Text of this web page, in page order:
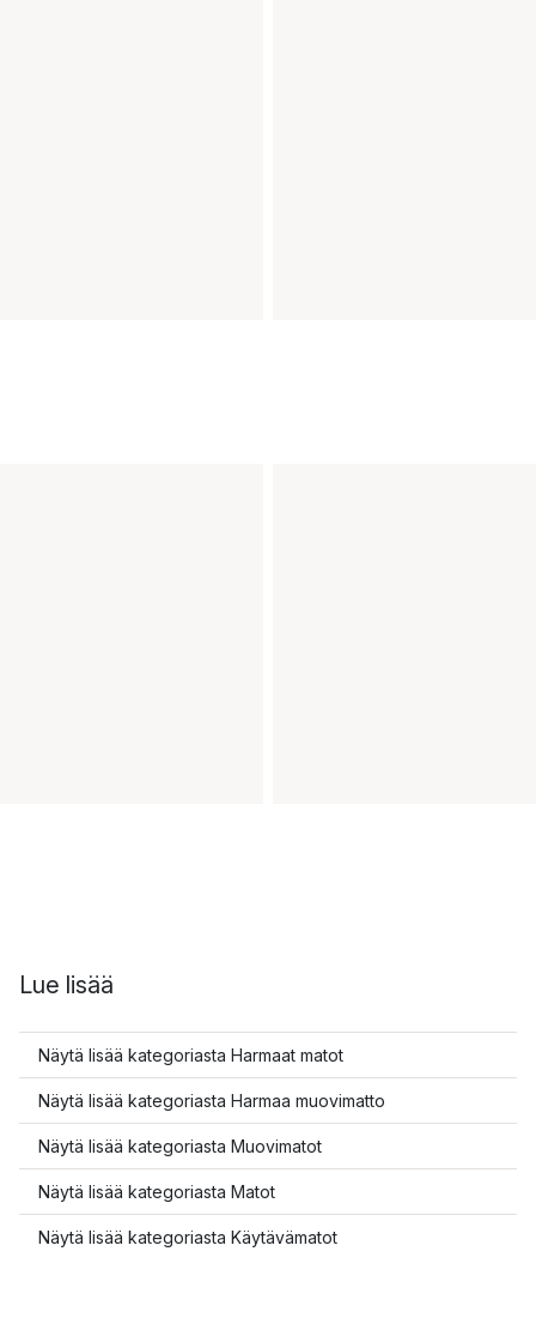
Lue lisää
Näytä lisää kategoriasta Harmaat matot
Näytä lisää kategoriasta Harmaa muovimatto
Näytä lisää kategoriasta Muovimatot
Näytä lisää kategoriasta Matot
Näytä lisää kategoriasta Käytävämatot